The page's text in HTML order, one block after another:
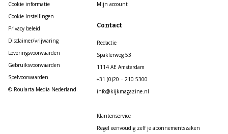
Cookie informatie
Cookie Instellingen
Privacy beleid
Disclaimer/vrijwaring
Leveringsvoorwaarden
Gebruiksvoorwaarden
Spelvoorwaarden
© Roularta Media Nederland
Mijn account
Contact
Redactie
Spaklerweg 53
1114 AE Amsterdam
+31 (0)20 – 210 5300
info@kijkmagazine.nl
Klantenservice
Regel eenvoudig zelf je abonnementszaken